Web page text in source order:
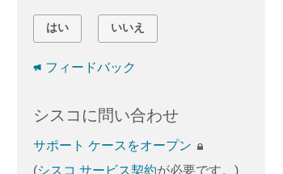
はい いいえ
フィードバック
シスコに問い合わせ
サポート ケースをオープン
(シスコ サービス契約が必要です。)